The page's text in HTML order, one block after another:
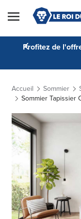
Skip to Content
Profitez de
Accueil Sommier
Sommier Tapissier